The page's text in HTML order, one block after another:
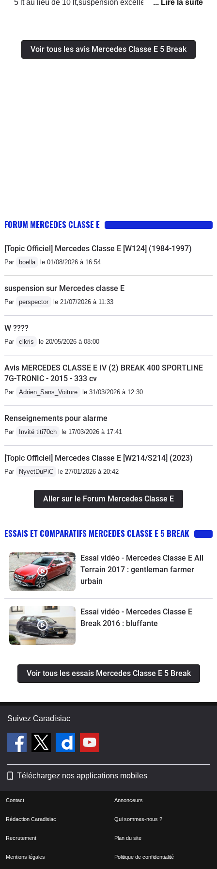
5 lt au lieu de 10 lt,suspension excellente,silence et
grand plaisir de conduite.Je changerais uniquement
pour un SUV de la gamme
Voir tous les avis Mercedes Classe E 5 Break
FORUM MERCEDES CLASSE E
[Topic Officiel] Mercedes Classe E [W124] (1984-1997)
Par boella le 01/08/2026 à 16:54
suspension sur Mercedes classe E
Par perspector le 21/07/2026 à 11:33
W ????
Par clkris le 20/05/2026 à 08:00
Avis MERCEDES CLASSE E IV (2) BREAK 400 SPORTLINE
7G-TRONIC - 2015 - 333 cv
Par Adrien_Sans_Voiture le 31/03/2026 à 12:30
Renseignements pour alarme
Par Invité titi70ch le 17/03/2026 à 17:41
[Topic Officiel] Mercedes Classe E [W214/S214] (2023)
Par NyvetDuPiC le 27/01/2026 à 20:42
Aller sur le Forum Mercedes Classe E
ESSAIS ET COMPARATIFS MERCEDES CLASSE E 5 BREAK
Essai vidéo - Mercedes Classe E All
Terrain 2017 : gentleman farmer
urbain
Essai vidéo - Mercedes Classe E
Break 2016 : bluffante
Voir tous les essais Mercedes Classe E 5 Break
Suivez Caradisiac
Téléchargez nos applications mobiles
Contact Annonceurs
Rédaction Caradisiac Qui sommes-nous ?
Recrutement Plan du site
Mentions légales Politique de confidentialité